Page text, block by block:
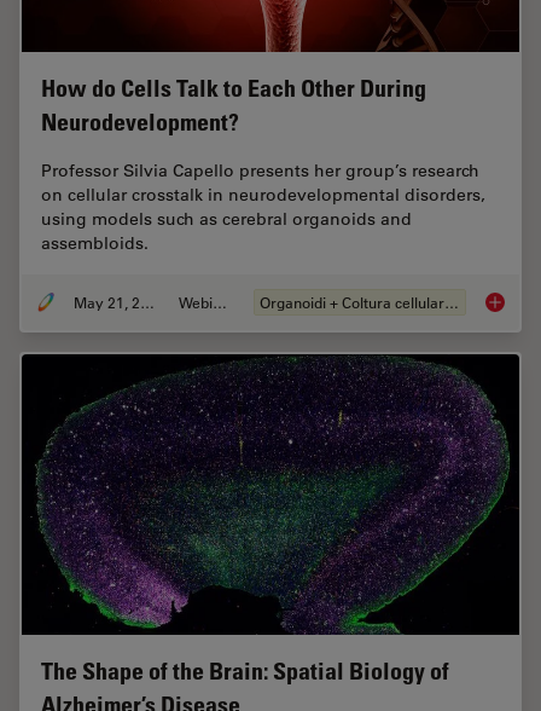
How do Cells Talk to Each Other During
Neurodevelopment?
Professor Silvia Capello presents her group’s research
on cellular crosstalk in neurodevelopmental disorders,
using models such as cerebral organoids and
assembloids.
May 21, 2024 Webinar: Organoidi + Coltura cellulare 3D How
The Shape of the Brain: Spatial Biology of
Alzheimer’s Disease